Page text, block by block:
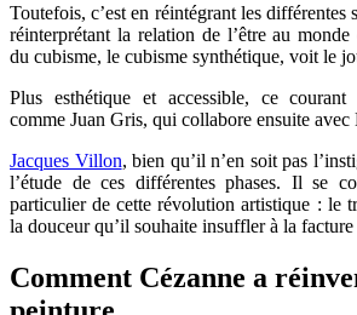
Toutefois, c’est en réintégrant les différentes
réinterprétant la relation de l’être au
du cubisme, le cubisme synthétique, voit le
Plus esthétique et accessible, ce courant
comme Juan Gris, qui collabore ensuite avec
Jacques Villon, bien qu’il n’en soit pas
l’étude de ces différentes phases. Il se
particulier de cette révolution artistique : le
la douceur qu’il souhaite insuffler à la
Comment Cézanne a